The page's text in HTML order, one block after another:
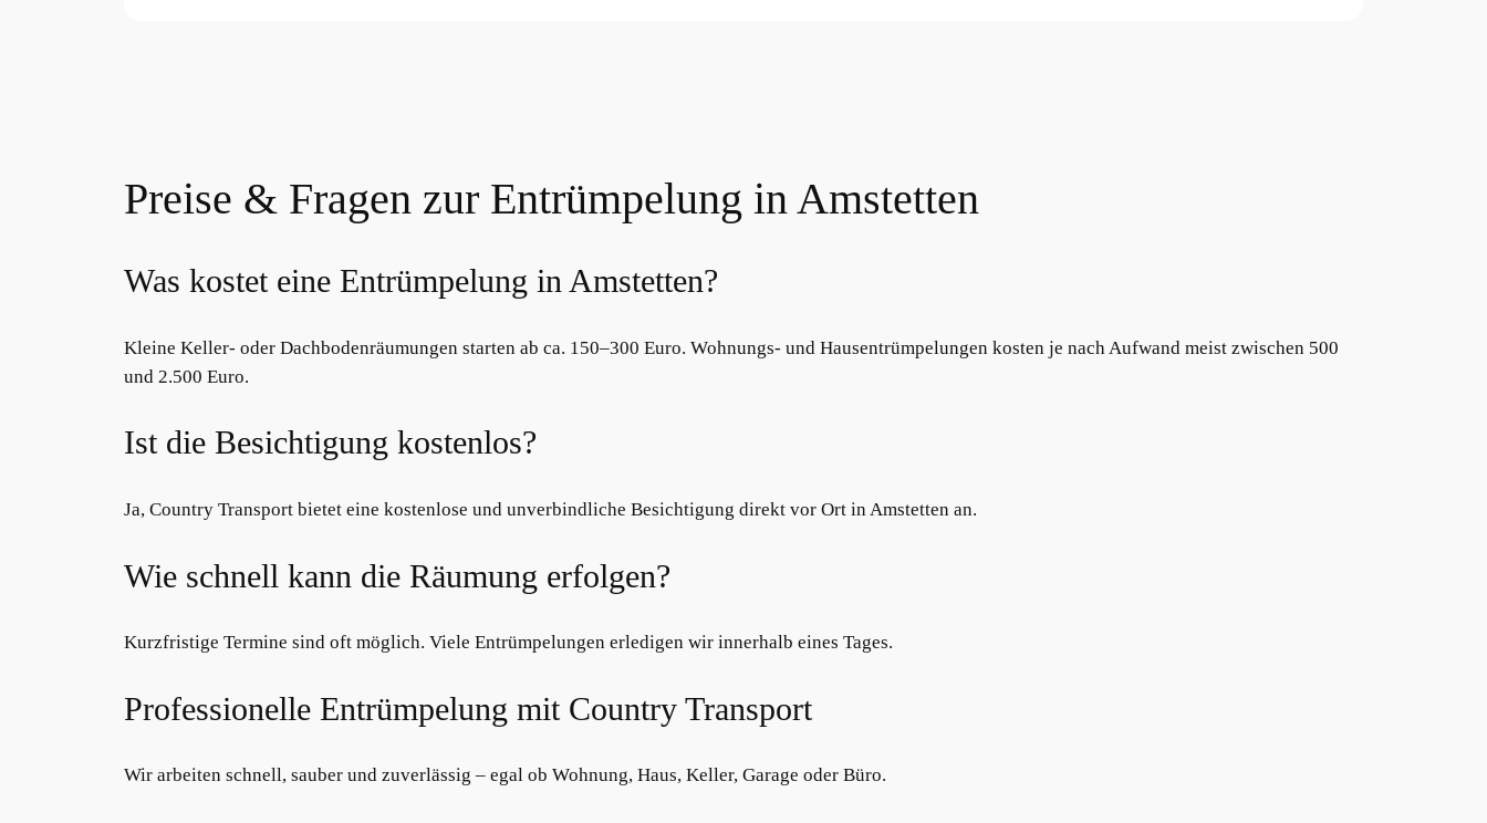
Preise & Fragen zur Entrümpelung in Amstetten
Was kostet eine Entrümpelung in Amstetten?
Kleine Keller- oder Dachbodenräumungen starten ab ca. 150–300 Euro. Wohnungs- und Hausentrümpelungen kosten je nach Aufwand meist zwischen 500
und 2.500 Euro.
Ist die Besichtigung kostenlos?
Ja, Country Transport bietet eine kostenlose und unverbindliche Besichtigung direkt vor Ort in Amstetten an.
Wie schnell kann die Räumung erfolgen?
Kurzfristige Termine sind oft möglich. Viele Entrümpelungen erledigen wir innerhalb eines Tages.
Professionelle Entrümpelung mit Country Transport
Wir arbeiten schnell, sauber und zuverlässig – egal ob Wohnung, Haus, Keller, Garage oder Büro.